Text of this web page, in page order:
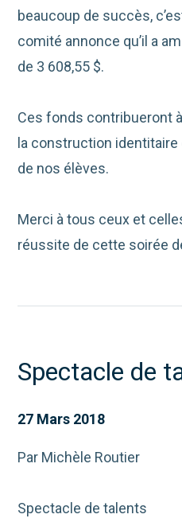
beaucoup de succès,
comité annonce qu’il a
de 3 608,55 $.
Ces fonds contribueront
la construction identitaire
de nos élèves.
Merci à tous ceux et
réussite de cette soirée
Spectacle de
27 Mars 2018
Par Michèle Routier
Spectacle de talents